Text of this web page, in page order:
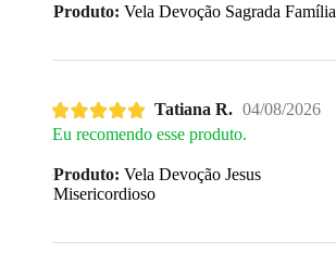
Produto: Vela Devoção Sagrada Família
Tatiana R. 04/08/2026
Eu recomendo esse produto.
Produto: Vela Devoção Jesus
Misericordioso